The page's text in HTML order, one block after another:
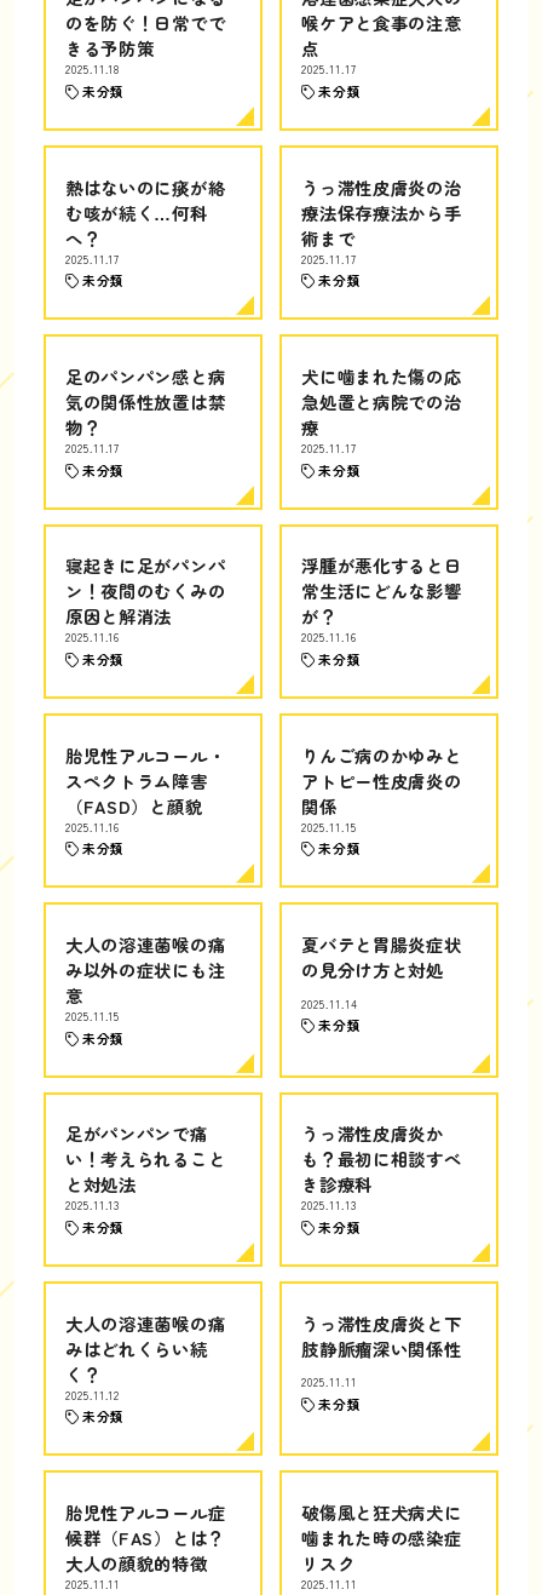
のを防ぐ！日常でで
きる予防策
2025.11.18
未分類
喉ケアと食事の注意
点
2025.11.17
未分類
熱はないのに痰が絡
む咳が続く…何科
へ？
2025.11.17
未分類
うっ滞性皮膚炎の治
療法保存療法から手
術まで
2025.11.17
未分類
足のパンパン感と病
気の関係性放置は禁
物？
2025.11.17
未分類
犬に噛まれた傷の応
急処置と病院での治
療
2025.11.17
未分類
寝起きに足がパンパ
ン！夜間のむくみの
原因と解消法
2025.11.16
未分類
浮腫が悪化すると日
常生活にどんな影響
が？
2025.11.16
未分類
胎児性アルコール・
スペクトラム障害
（FASD）と顔貌
2025.11.16
未分類
りんご病のかゆみと
アトピー性皮膚炎の
関係
2025.11.15
未分類
大人の溶連菌喉の痛
み以外の症状にも注
意
2025.11.15
未分類
夏バテと胃腸炎症状
の見分け方と対処
2025.11.14
未分類
足がパンパンで痛
い！考えられること
と対処法
2025.11.13
未分類
うっ滞性皮膚炎か
も？最初に相談すべ
き診療科
2025.11.13
未分類
大人の溶連菌喉の痛
みはどれくらい続
く？
2025.11.12
未分類
うっ滞性皮膚炎と下
肢静脈瘤深い関係性
2025.11.11
未分類
胎児性アルコール症
候群（FAS）とは？
大人の顔貌的特徴
2025.11.11
破傷風と狂犬病犬に
噛まれた時の感染症
リスク
2025.11.11